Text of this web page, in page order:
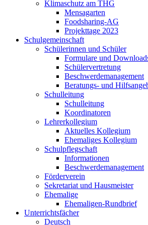
Klimaschutz am THG
Mensagarten
Foodsharing-AG
Projekttage 2023
Schulgemeinschaft
Schülerinnen und Schüler
Formulare und
Schülervertretung
Beschwerdemanagement
Beratungs- und
Schulleitung
Schulleitung
Koordinatoren
Lehrerkollegium
Aktuelles Kollegium
Ehemaliges Kollegium
Schulpflegschaft
Informationen
Beschwerdemanagement
Förderverein
Sekretariat und Hausmeister
Ehemalige
Ehemaligen-Rundbrief
Unterrichtsfächer
Deutsch